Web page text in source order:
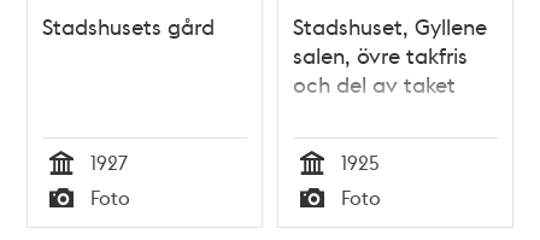
Stadshusets gård
Tid
1927
Typ
Foto
Stadshuset, Gyllene
salen, övre takfris
och del av taket
Tid
1925
Typ
Foto